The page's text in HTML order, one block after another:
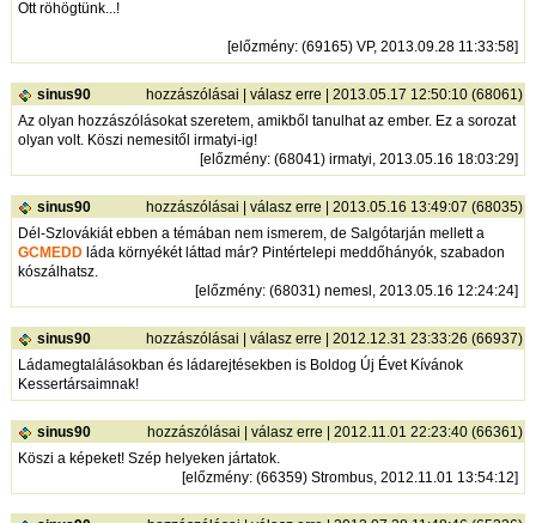
Ott röhögtünk...!
[előzmény: (69165) VP, 2013.09.28 11:33:58]
sinus90 hozzászólásai |válasz erre | 2013.05.17 12:50:10 (68061)
Az olyan hozzászólásokat szeretem, amikből tanulhat az ember. Ez a sorozat
olyan volt. Köszi nemesitől irmatyi-ig!
[előzmény: (68041) irmatyi, 2013.05.16 18:03:29]
sinus90 hozzászólásai |válasz erre | 2013.05.16 13:49:07 (68035)
Dél-Szlovákiát ebben a témában nem ismerem, de Salgótarján mellett a
GCMEDD láda környékét láttad már? Pintértelepi meddőhányók, szabadon
kószálhatsz.
[előzmény: (68031) nemesl, 2013.05.16 12:24:24]
sinus90 hozzászólásai |válasz erre | 2012.12.31 23:33:26 (66937)
Ládamegtalálásokban és ládarejtésekben is Boldog Új Évet Kívánok
Kessertársaimnak!
sinus90 hozzászólásai |válasz erre | 2012.11.01 22:23:40 (66361)
Köszi a képeket! Szép helyeken jártatok.
[előzmény: (66359) Strombus, 2012.11.01 13:54:12]